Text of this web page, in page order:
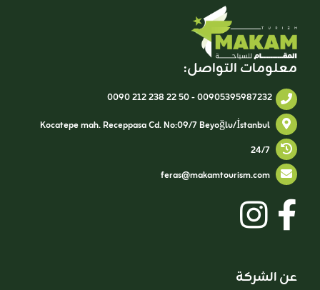
معلومات التواصل:
0090 212 238 22 50-00905395987232
feras@makamtourism.com
عن الشركة